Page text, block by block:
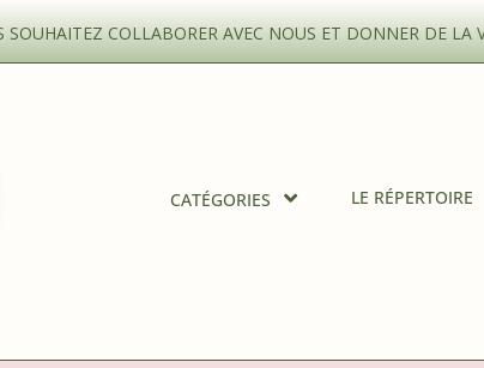
SOUHAITEZ COLLABORER AVEC NOUS ET DONNER DE LA
CATÉGORIES LE RÉPERTOIRE